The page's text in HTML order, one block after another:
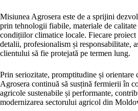
Misiunea Agrosera este de a sprijini
prin tehnologii fiabile, materiale de
condițiilor climatice locale. Fiecare proiect
detalii, profesionalism și responsabilitate,
clientului să fie protejată pe termen lung.
Prin seriozitate, promptitudine și orientare
Agrosera continuă să susțină fermierii în
agricole sustenabile și performante,
modernizarea sectorului agricol din